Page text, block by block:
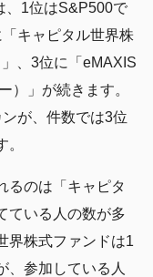
、1位はS&P500で
キャピタル世界株
、3位に「eMAXIS
）」が続きます。
が、件数では3位
るのは「キャピタ
ている人の数が多
界株式ファンドは1
、参加している人